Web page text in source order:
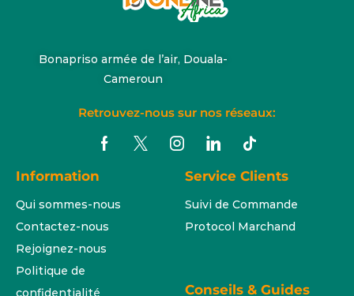
Bonapriso armée de l’air, Douala-
Cameroun
Retrouvez-nous sur nos réseaux:
Information
Qui sommes-nous
Contactez-nous
Rejoignez-nous
Politique de
confidentialité
Service Clients
Suivi de Commande
Protocol Marchand
Conseils & Guides